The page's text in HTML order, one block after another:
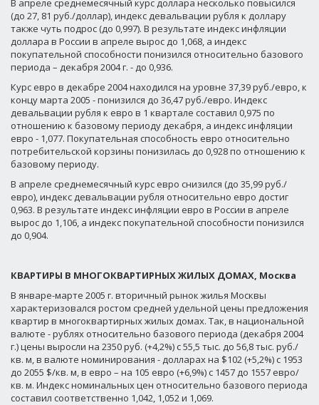
В апреле среднемесячный курс доллара несколько повысился
(до 27, 81 руб./доллар), индекс девальвации рубля к доллару
также чуть подрос (до 0,997). В результате индекс инфляции
доллара в России в апреле вырос до 1,068, а индекс
покупательной способности понизился относительно базового
периода – декабря 2004 г. - до 0,936.
Курс евро в декабре 2004 находился на уровне 37,39 руб./евро, к
концу марта 2005 - понизился до 36,47 руб./евро. Индекс
девальвации рубля к евро в 1 квартале составил 0,975 по
отношению к базовому периоду декабря, а индекс инфляции
евро - 1,077. Покупательная способность евро относительно
потребительской корзины понизилась до 0,928 по отношению к
базовому периоду.
В апреле среднемесячный курс евро снизился (до 35,99 руб./
евро), индекс девальвации рубля относительно евро достиг
0,963. В результате индекс инфляции евро в России в апреле
вырос до 1,106, а индекс покупательной способности понизился
до 0,904.
КВАРТИРЫ В МНОГОКВАРТИРНЫХ ЖИЛЫХ ДОМАХ, Москва
В январе-марте 2005 г. вторичный рынок жилья Москвы
характеризовался ростом средней удельной цены предложения
квартир в многоквартирных жилых домах. Так, в национальной
валюте - рублях относительно базового периода (декабря 2004
г.) цены выросли на 2350 руб. (+4,2%) с 55,5 тыс. до 56,8 тыс. руб./
кв. м, в валюте номинирования - долларах на $102 (+5,2%) c 1953
до 2055 $/кв. м, в евро – на 105 евро (+6,9%) с 1457 до 1557 евро/
кв. м. Индекс номинальных цен относительно базового периода
составил соответственно 1,042, 1,052 и 1,069.